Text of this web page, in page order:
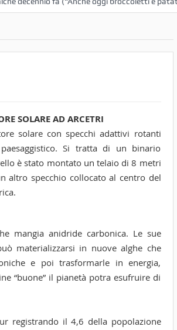
SOLARE AD ARCETRI
solare con specchi adattivi rotanti
Si tratta di un binario
è stato montato un telaio di 8 metri
altro specchio collocato al centro del
mangia anidride carbonica. Le sue
materializzarsi in nuove alghe che
e poi trasformarle in energia,
“buone” il pianetà potra esufruire di
registrando il 4,6 della popolazione